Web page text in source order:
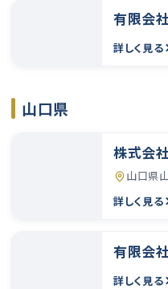
有限会
詳しく見る
山口県
株式会
山口県
詳しく見る
有限会
詳しく見る